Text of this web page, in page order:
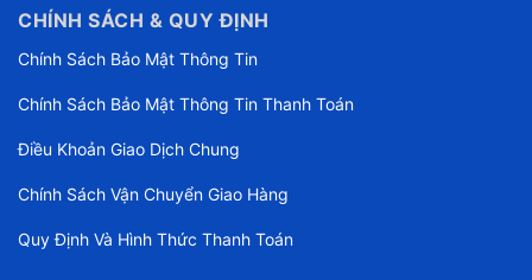
CHÍNH SÁCH & QUY ĐỊNH
Chính Sách Bảo Mật Thông Tin
Chính Sách Bảo Mật Thông Tin Thanh Toán
Điều Khoản Giao Dịch Chung
Chính Sách Vận Chuyển Giao Hàng
Quy Định Và Hình Thức Thanh Toán